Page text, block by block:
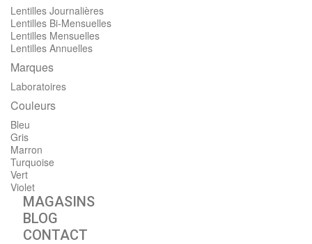
Lentilles Journalières
Lentilles Bi-Mensuelles
Lentilles Mensuelles
Lentilles Annuelles
Marques
Laboratoires
Couleurs
Bleu
Gris
Marron
Turquoise
Vert
Violet
MAGASINS
BLOG
CONTACT